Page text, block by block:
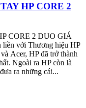
HP CORE 2
CORE 2 DUO GIÁ
liền với Thương hiệu HP
Acer, HP đã trở thành
Ngoài ra HP còn là
ra những cái...